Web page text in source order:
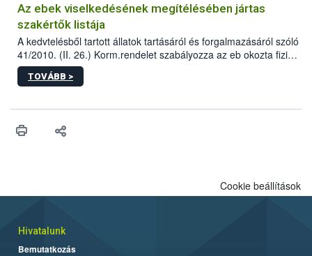
Az ebek viselkedésének megítélésében jártas
szakértők listája
A kedvtelésből tartott állatok tartásáról és forgalmazásáról szóló
41/2010. (II. 26.) Korm.rendelet szabályozza az eb okozta fizikai
sérülés, illetve ennek veszélye keletkezésekor felmerülő
hatósági feladatokat, valamint a veszélyes eb tartását és annak
vonni az ebek viselkedésének megítélésében jártas szakértőt.
TOVÁBB >
Cookie beállítások
Hivatalunk
Bemutatkozás